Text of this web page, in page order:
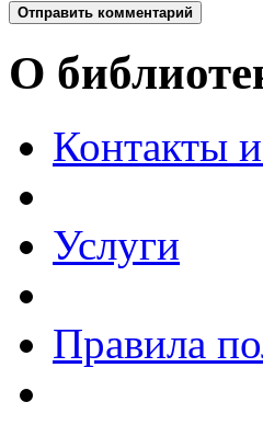
Отправить комментарий
О
Контакты
Услуги
Правила